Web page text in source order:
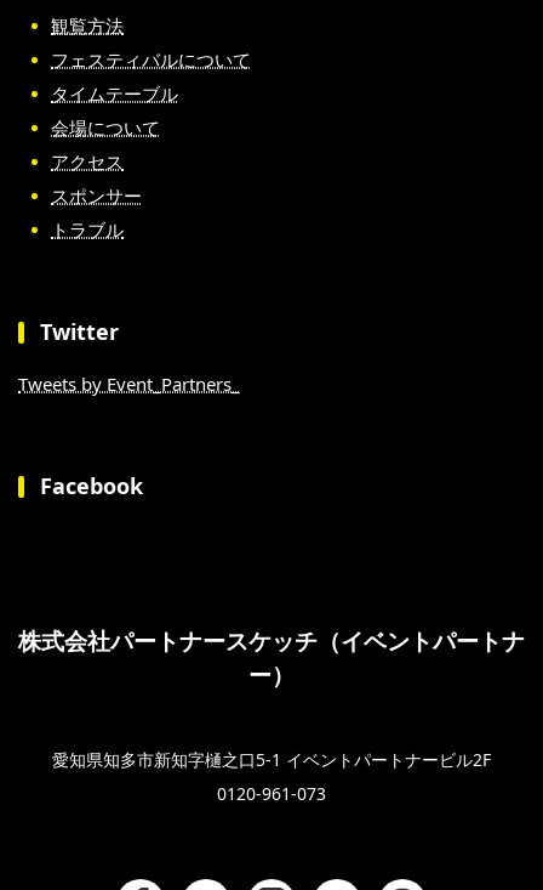
観覧方法
フェスティバルについて
タイムテーブル
会場について
アクセス
スポンサー
トラブル
Twitter
Tweets by Event_Partners_
Facebook
株式会社パートナースケッチ（イベントパートナ
ー）
愛知県知多市新知字樋之口5-1 イベントパートナービル2F
0120-961-073